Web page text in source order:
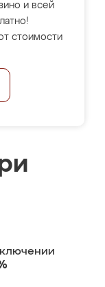
и всей
стоимости